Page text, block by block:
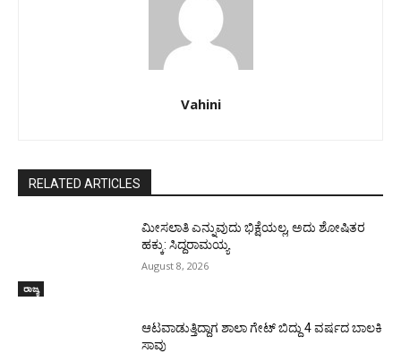
Vahini
RELATED ARTICLES
ರಾಜ್ಯ
ಮೀಸಲಾತಿ ಎನ್ನುವುದು ಭಿಕ್ಷೆಯಲ್ಲ, ಅದು ಶೋಷಿತರ
ಹಕ್ಕು: ಸಿದ್ದರಾಮಯ್ಯ
August 8, 2026
ಆಟವಾಡುತ್ತಿದ್ದಾಗ ಶಾಲಾ ಗೇಟ್‌ ಬಿದ್ದು 4 ವರ್ಷದ ಬಾಲಕಿ
ಸಾವು